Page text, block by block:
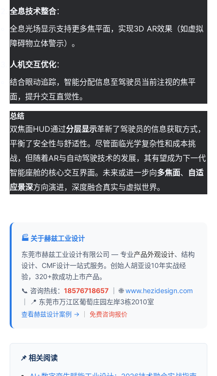
全息技术整合：
全息光场显示支持更多焦平面，实现3D AR效果（如虚拟
障碍物立体警示）。
人机交互优化：
结合眼动追踪，智能分配信息至驾驶员当前注视的焦平
面，提升交互直觉性。
总结
双焦面HUD通过分层显示革新了驾驶员的信息获取方式，
平衡了安全性与舒适性。尽管面临光学复杂性和成本挑
战，但随着AR与自动驾驶技术的发展，其有望成为下一代
智能座舱的核心交互界面。未来或进一步向多焦面、 自适
应景深方向演进，深度融合真实与虚拟世界。
🏭 关于赫兹工业设计
东莞市赫兹工业设计有限公司 — 专业产品外观设计、结构
设计、CMF设计一站式服务。创始人胡亚设10年实战经
验，320+款成功上市产品。
📞 咨询热线： 18576718657 ｜ 🌐www.hezidesign.com
｜ 📍 东莞市万江区葡萄庄园左岸3栋2010室
查看赫兹设计案例 → 免费咨询报价
📌 相关阅读